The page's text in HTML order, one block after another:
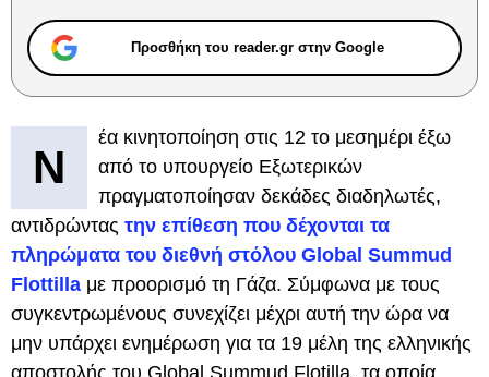
Προσθήκη του reader.gr στην Google
Ν
έα κινητοποίηση στις 12 το μεσημέρι έξω
από το υπουργείο Εξωτερικών
πραγματοποίησαν δεκάδες διαδηλωτές,
αντιδρώντας την επίθεση που δέχονται τα
πληρώματα του διεθνή στόλου Global Summud
Flottilla με προορισμό τη Γάζα. Σύμφωνα με τους
συγκεντρωμένους συνεχίζει μέχρι αυτή την ώρα να
μην υπάρχει ενημέρωση για τα 19 μέλη της ελληνικής
αποστολής του Global Summud Flotilla, τα οποία